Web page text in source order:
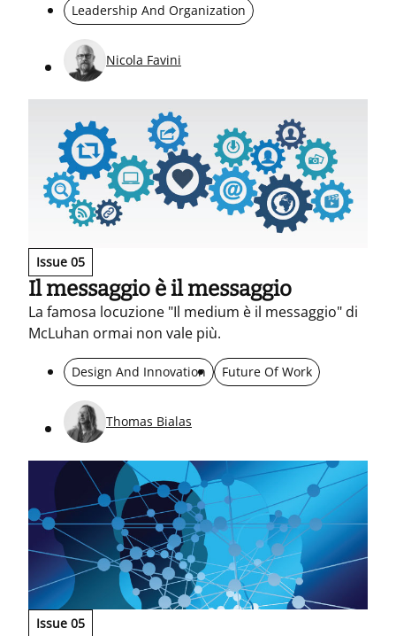
Leadership And Organization
Nicola Favini
Issue 05
Il messaggio è il messaggio
La famosa locuzione "Il medium è il messaggio" di
McLuhan ormai non vale più.
Design And Innovation Future Of Work
Thomas Bialas
Issue 05